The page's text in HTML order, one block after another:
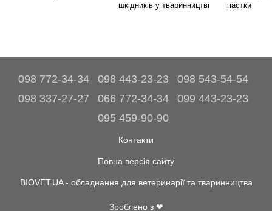
шкідників у тваринництві
пастки
098 772-34-34 098 443-23-23
098 543-54-54
098 337-27-27
066 772-34-34
099 443-23-23
095 459-90-90
Контакти
Повна версія сайту
BIOVET.UA - обладнання для ветеринарії та тваринництва
Зроблено з ❤